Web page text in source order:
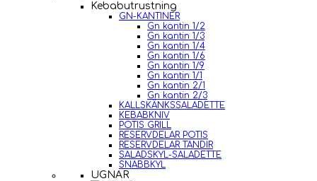
Kebabutrustning
GN-KANTINER
Gn kantin 1/2
Gn kantin 1/3
Gn kantin 1/4
Gn kantin 1/6
Gn kantin 1/9
Gn kantin 1/1
Gn kantin 2/1
Gn kantin 2/3
KALLSKÄNKSSALADETTE
KEBABKNIV
POTIS GRILL
RESERVDELAR POTIS
RESERVDELAR TANDIR
SALADSKYL-SALADETTE
SNABBKYL
UGNAR